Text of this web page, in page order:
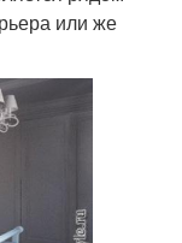
или же